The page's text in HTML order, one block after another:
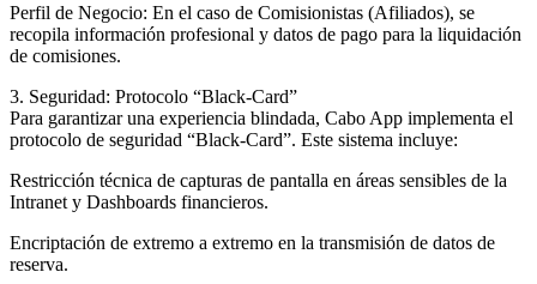
Perfil de Negocio: En el caso de Comisionistas (Afiliados), se
recopila información profesional y datos de pago para la liquidación
de comisiones.
3. Seguridad: Protocolo “Black-Card”
Para garantizar una experiencia blindada, Cabo App implementa el
protocolo de seguridad “Black-Card”. Este sistema incluye:
Restricción técnica de capturas de pantalla en áreas sensibles de la
Intranet y Dashboards financieros.
Encriptación de extremo a extremo en la transmisión de datos de
reserva.